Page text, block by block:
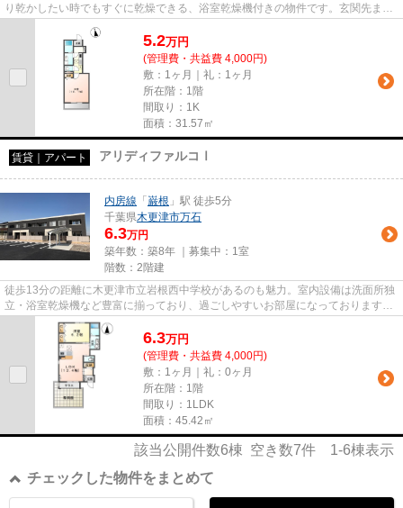
り乾かしたい時でもすぐに乾燥できる、浴室乾燥機付きの物件です。玄関先まで
5.2万円
(管理費・共益費 4,000円)
敷：1ヶ月｜礼：1ヶ月
所在階：1階
間取り：1K
面積：31.57㎡
賃貸｜アパート アリディファルコⅠ
内房線 「 巌根 」駅 徒歩5分
千葉県木更津市万石
6.3万円
築年数：築8年 ｜募集中： 1室
階数：2階建
徒歩13分の距離に木更津市立岩根西中学校があるのも魅力。室内設備は洗面所独
立・浴室乾燥機など豊富に揃っており、過ごしやすいお部屋になっております。
築8年のアパート。生活する上...
6.3万円
(管理費・共益費 4,000円)
敷：1ヶ月｜礼：0ヶ月
所在階：1階
間取り：1LDK
面積：45.42㎡
該当公開件数6棟 空き数7件 1-6棟表示
チェックした物件をまとめて